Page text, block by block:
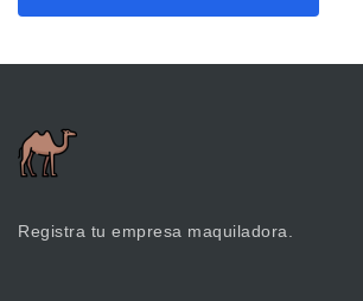
Registra tu empresa maquiladora.